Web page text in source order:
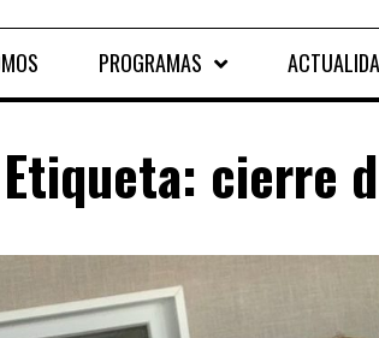
PROGRAMAS
Etiqueta: cierre